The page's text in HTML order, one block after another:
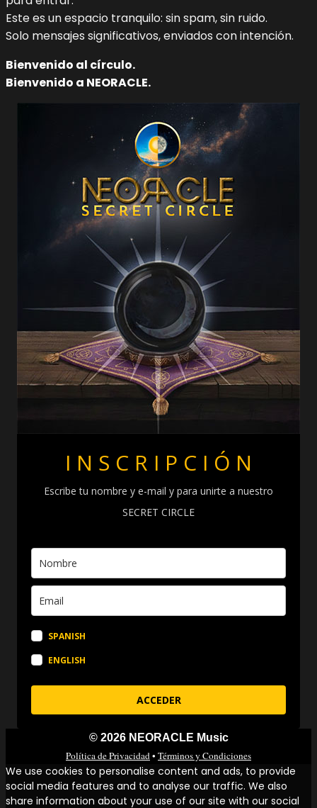
Este es un espacio tranquilo: sin spam, sin ruido.
Solo mensajes significativos, enviados con intención.
Bienvenido al círculo.
Bienvenido a NEORACLE.
I N S C R I P C I Ó N
Escribe tu nombre y e-mail y para unirte a nuestro
SECRET CIRCLE
SPANISH
ENGLISH
ACCEDER
© 2026 NEORACLE Music
Política de Privacidad• Términos y Condiciones
We use cookies to personalise content and ads, to provide
social media features and to analyse our traffic. We also
share information about your use of our site with our social